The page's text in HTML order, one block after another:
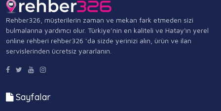
Rehber326, müşterilerin zaman ve mekan fark etmeden sizi
bulmalarına yardımcı olur. Türkiye’nin en kaliteli ve Hatay'ın yerel
online rehberi rehber326 ‘da sizde yerinizi alın, ürün ve ilan
servislerinden ücretsiz yararlanın.
Sayfalar